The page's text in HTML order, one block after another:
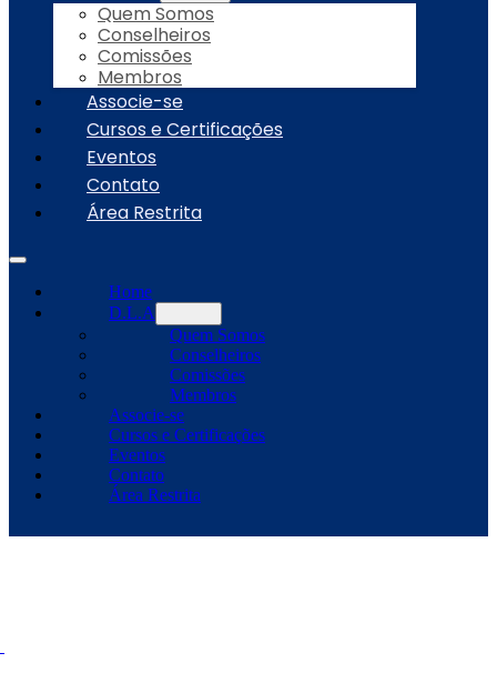
Quem Somos
Conselheiros
Comissões
Membros
Associe-se
Cursos e Certificações
Eventos
Contato
Área Restrita
Home
D.L.A
Quem Somos
Conselheiros
Comissões
Membros
Associe-se
Cursos e Certificações
Eventos
Contato
Área Restrita